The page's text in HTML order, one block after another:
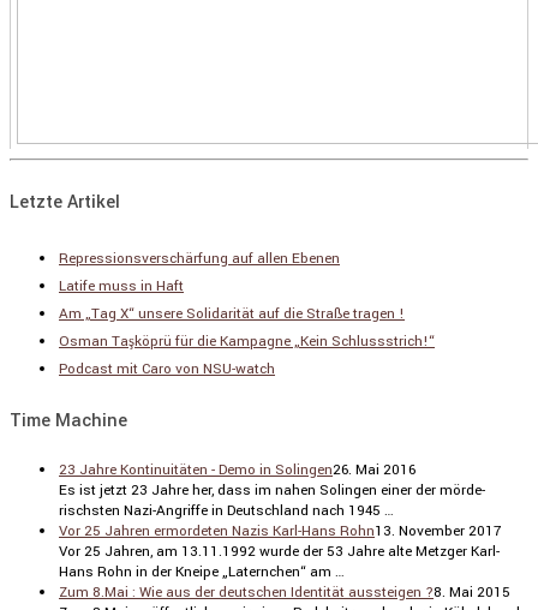
Letzte Artikel
Repressionsverschärfung auf allen Ebenen
Latife muss in Haft
Am „Tag X“ unsere Solidarität auf die Straße tragen !
Osman Taşköprü für die Kampagne „Kein Schlussstrich!“
Podcast mit Caro von NSU-watch
Time Machine
23 Jahre Kontinuitäten - Demo in Solingen26. Mai 2016
Es ist jetzt 23 Jahre her, dass im nahen Solingen einer der mörde­
rischsten Nazi-Angriffe in Deutsch­land nach 1945 …
Vor 25 Jahren ermordeten Nazis Karl-Hans Rohn13. November 2017
Vor 25 Jahren, am 13.11.1992 wurde der 53 Jahre alte Metzger Karl-
Hans Rohn in der Kneipe „Laternchen“ am …
Zum 8.Mai : Wie aus der deutschen Identität aussteigen ?8. Mai 2015